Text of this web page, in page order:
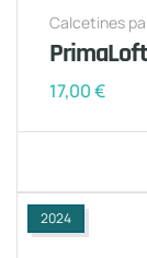
Calcetines
17,00€
2024